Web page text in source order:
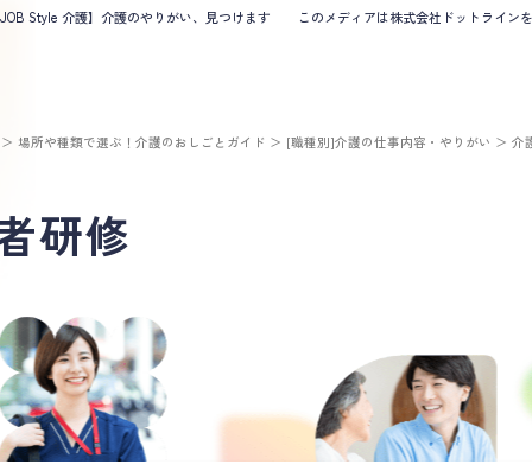
JOB Style 介護】介護のやりがい、見つけます このメディアは株式会社ドットライン
＞ 場所や種類で選ぶ！介護のおしごとガイド ＞ [職種別]介護の仕事内容・やりがい ＞ 介
研修